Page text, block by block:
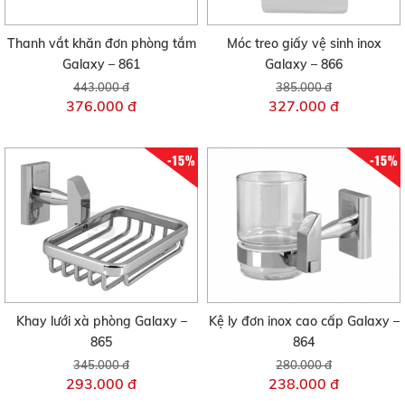
Thanh vắt khăn đơn phòng tắm
Galaxy – 861
443.000 đ
376.000 đ
Móc treo giấy vệ sinh inox
Galaxy – 866
385.000 đ
327.000 đ
-15%
Khay lưới xà phòng Galaxy –
865
345.000 đ
293.000 đ
-15%
Kệ ly đơn inox cao cấp Galaxy –
864
280.000 đ
238.000 đ